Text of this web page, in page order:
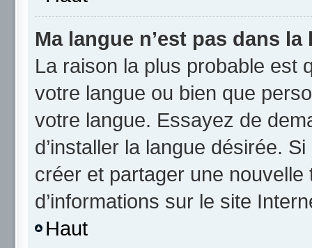
Ma langue n’est pas dans la
La raison la plus probable est
votre langue ou bien que
votre langue. Essayez de
d’installer la langue désirée.
créer et partager une
d’informations sur le site
Haut